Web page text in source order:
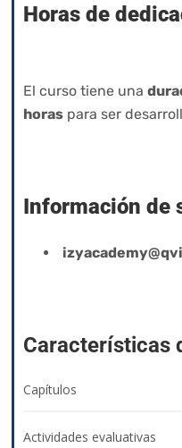
Horas de
El curso tiene una
horas para ser
Información de
Características
Capítulos
Actividades evaluativas